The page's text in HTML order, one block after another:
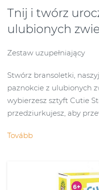
Tnij i twórz
ulubionych
Zestaw uzupełniający
Stwórz bransoletki,
paznokcie z ulubionych
wybierzesz sztyft Cutie
przedziurkujesz, aby
Tovább